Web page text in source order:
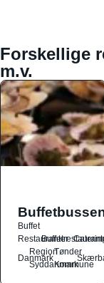
Forskellige
m.v.
Buffet
Restauranter
Danmark
Region
Syddanmark
Tønder
Kommune